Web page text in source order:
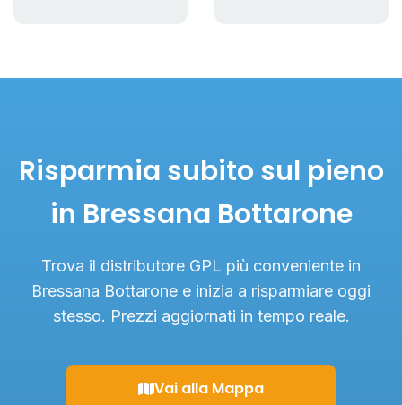
Risparmia subito sul pieno
in Bressana Bottarone
Trova il distributore GPL più conveniente in
Bressana Bottarone e inizia a risparmiare oggi
stesso. Prezzi aggiornati in tempo reale.
Vai alla Mappa